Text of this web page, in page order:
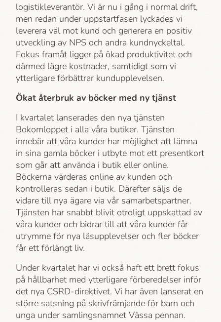
logistikleverantör. Vi är nu i gång i normal drift,
men redan under uppstartfasen lyckades vi
leverera väl mot kund och generera en positiv
utveckling av NPS och andra kundnyckeltal.
Fokus framåt ligger på ökad produktivitet och
därmed lägre kostnader, samtidigt som vi
ytterligare förbättrar kundupplevelsen.
Ökat återbruk av böcker med ny tjänst
I kvartalet lanserades den nya tjänsten
Bokomloppet i alla våra butiker. Tjänsten
innebär att våra kunder har möjlighet att lämna
in sina gamla böcker i utbyte mot ett presentkort
som går att använda i butik eller online.
Böckerna värderas online av kunden och
kontrolleras sedan i butik. Därefter säljs de
vidare till nya ägare via vår samarbetspartner.
Tjänsten har snabbt blivit otroligt uppskattad av
våra kunder och bidrar till att våra kunder får
utrymme för nya läsupplevelser och fler böcker
får ett förlängt liv.
Under kvartalet har vi också haft ett brett fokus
på hållbarhet med ytterligare förberedelser inför
det nya CSRD-direktivet. Vi har även lanserat en
större satsning på skrivfrämjande för barn och
unga under samlingsnamnet Vässa pennan.